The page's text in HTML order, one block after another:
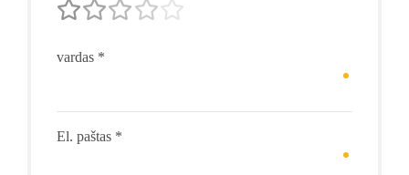
vardas *
El. paštas *